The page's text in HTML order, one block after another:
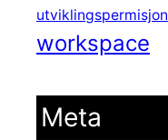
utviklingspermisjon
workspace
Meta